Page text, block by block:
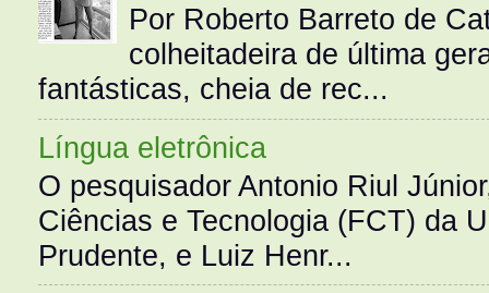
Por Roberto Barreto de
colheitadeira de última
fantásticas, cheia de rec...
Língua eletrônica
O pesquisador Antonio Riul
Ciências e Tecnologia (FCT) da
Prudente, e Luiz Henr...